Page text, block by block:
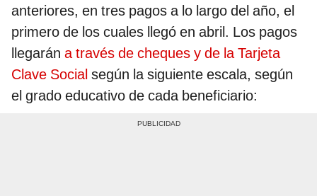
anteriores, en tres pagos a lo largo del año, el
primero de los cuales llegó en abril. Los pagos
llegarán a través de cheques y de la Tarjeta
Clave Social según la siguiente escala, según
el grado educativo de cada beneficiario: